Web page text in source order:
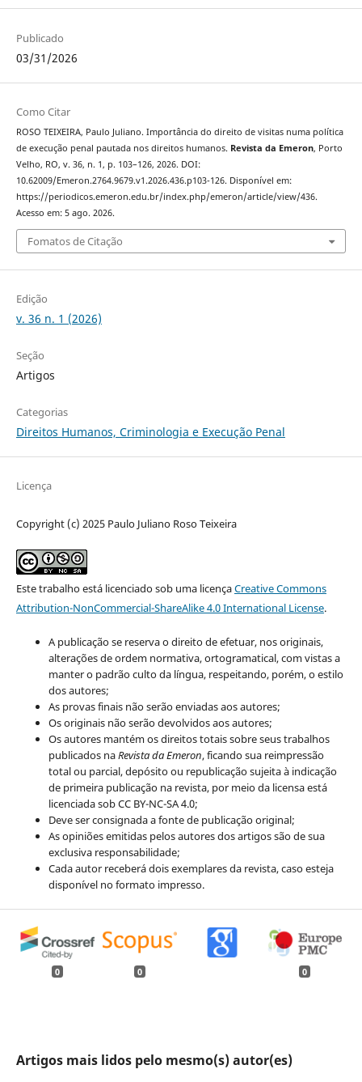
Publicado
03/31/2026
Como Citar
ROSO TEIXEIRA, Paulo Juliano. Importância do direito de visitas numa política
de execução penal pautada nos direitos humanos. Revista da Emeron, Porto
Velho, RO, v. 36, n. 1, p. 103–126, 2026. DOI:
10.62009/Emeron.2764.9679.v1.2026.436.p103-126. Disponível em:
https://periodicos.emeron.edu.br/index.php/emeron/article/view/436.
Acesso em: 5 ago. 2026.
Fomatos de Citação
Edição
v. 36 n. 1 (2026)
Seção
Artigos
Categorias
Direitos Humanos, Criminologia e Execução Penal
Licença
Copyright (c) 2025 Paulo Juliano Roso Teixeira
Este trabalho está licenciado sob uma licençaCreative Commons
Attribution-NonCommercial-ShareAlike 4.0 International License.
A publicação se reserva o direito de efetuar, nos originais,
alterações de ordem normativa, ortogramatical, com vistas a
manter o padrão culto da língua, respeitando, porém, o estilo
dos autores;
As provas finais não serão enviadas aos autores;
Os originais não serão devolvidos aos autores;
Os autores mantém os direitos totais sobre seus trabalhos
publicados naRevista da Emeron, ficando sua reimpressão
total ou parcial, depósito ou republicação sujeita à indicação
de primeira publicação na revista, por meio da licensa está
licenciada sob CC BY-NC-SA 4.0;
Deve ser consignada a fonte de publicação original;
As opiniões emitidas pelos autores dos artigos são de sua
exclusiva responsabilidade;
Cada autor receberá dois exemplares da revista, caso esteja
disponível no formato impresso.
0 0 0
Artigos mais lidos pelo mesmo(s) autor(es)